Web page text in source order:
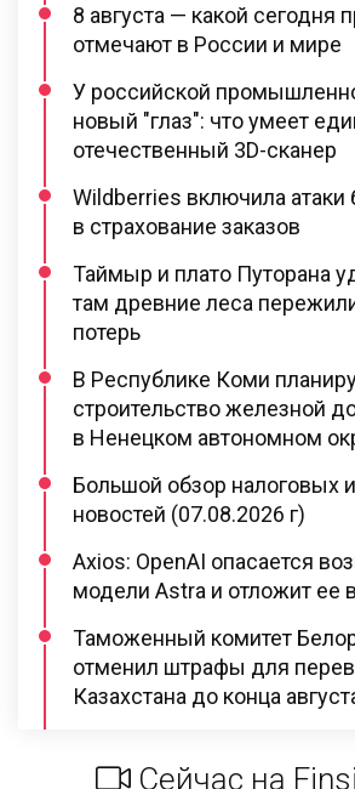
8 августа — какой сегодня
отмечают в России и мире
У российской
новый "глаз": что умеет
отечественный 3D-сканер
Wildberries включила атаки
в страхование заказов
Таймыр и плато Путорана
там древние леса
потерь
В Республике Коми
строительство железной
в Ненецком автономном
Большой обзор налоговых
новостей (07.08.2026 г)
Axios: OpenAI опасается
модели Astra и отложит ее
Таможенный комитет
отменил штрафы для
Казахстана до конца
Сейчас на